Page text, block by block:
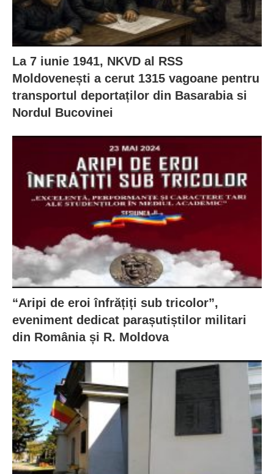
La 7 iunie 1941, NKVD al RSS
Moldovenești a cerut 1315 vagoane pentru
transportul deportaților din Basarabia si
Nordul Bucovinei
“Aripi de eroi înfrățiți sub tricolor”,
eveniment dedicat parașutiștilor militari
din România și R. Moldova